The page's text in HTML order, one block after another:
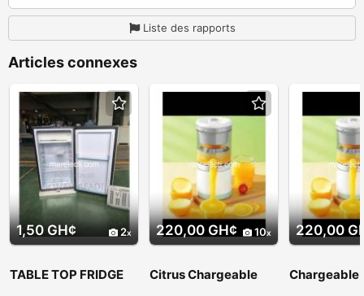
Liste des rapports
Articles connexes
1,50 GH¢ 2
TABLE TOP FRIDGE
220,00 GH¢ 10
Citrus Chargeable
220,00
Chargeable
Juicer